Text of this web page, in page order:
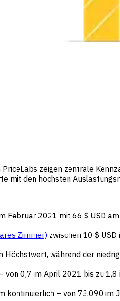
PriceLabs zeigen zentrale
mit den höchsten
Februar 2021 mit 66 $ USD
Zimmer) zwischen 10 $
während der
von 0,7 im April 2021 bis zu
kontinuierlich – von 73.090